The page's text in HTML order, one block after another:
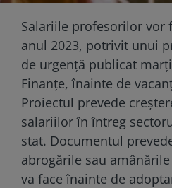
Salariile profesorilor vor
anul 2023, potrivit unui
de urgență publicat marți
Finanțe, înainte de
Proiectul prevede
salariilor în întreg
stat. Documentul
abrogările sau
va face înainte de